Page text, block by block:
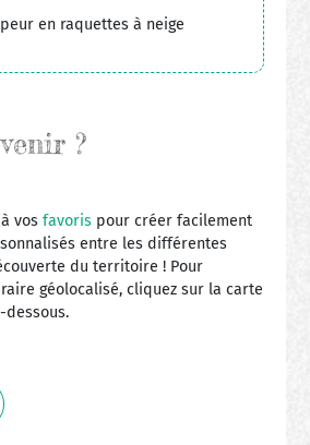
en raquettes à neige
?
à vosfavoris pour créer facilement
entre les différentes
du territoire ! Pour
géolocalisé, cliquez sur la carte
dessous.